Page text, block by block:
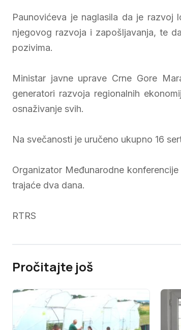
Paunovićeva je naglasila da je razvoj
njegovog razvoja i zapošljavanja, te
pozivima.
Ministar javne uprave Crne Gore
generatori razvoja regionalnih
osnaživanje svih.
Na svečanosti je uručeno ukupno 16
Organizator Međunarodne
trajaće dva dana.
RTRS
Pročitajte još